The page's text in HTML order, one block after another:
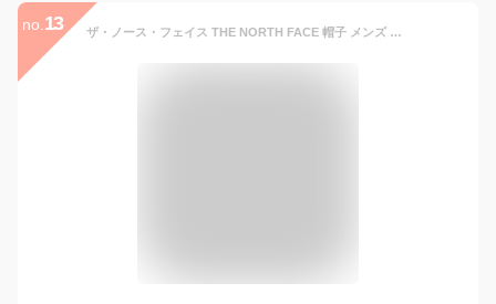
no. 13 ザ・ノース・フェイス THE NORTH FACE 帽子 メンズ レディース ドットエアアロハキャップ Dot Air Aloha Cap NN02438 2024SS 2403ripe[M便 1/1]【返品交換・ラッピング不可】